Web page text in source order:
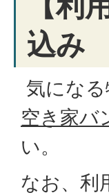
込み
気にな
空き家バ
い。
なお、利